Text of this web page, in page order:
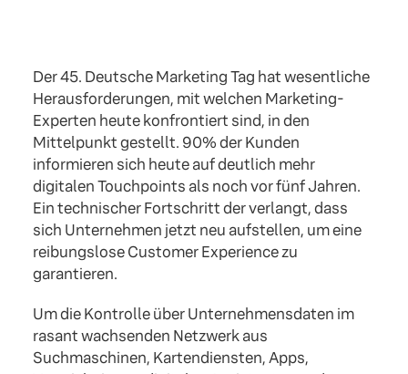
Der 45. Deutsche Marketing Tag hat wesentliche
Herausforderungen, mit welchen Marketing-
Experten heute konfrontiert sind, in den
Mittelpunkt gestellt. 90% der Kunden
informieren sich heute auf deutlich mehr
digitalen Touchpoints als noch vor fünf Jahren.
Ein technischer Fortschritt der verlangt, dass
sich Unternehmen jetzt neu aufstellen, um eine
reibungslose Customer Experience zu
garantieren.
Um die Kontrolle über Unternehmensdaten im
rasant wachsenden Netzwerk aus
Suchmaschinen, Kartendiensten, Apps,